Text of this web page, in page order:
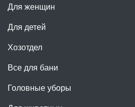
Для женщин
Для детей
Хозотдел
Все для бани
Головные уборы